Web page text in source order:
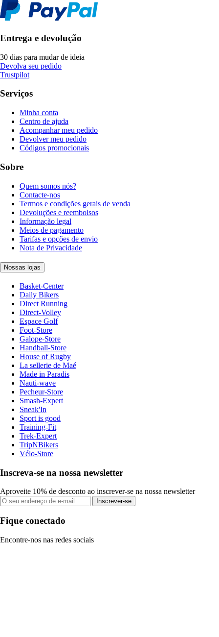
Entrega e devolução
30 dias para mudar de ideia
Devolva seu pedido
Trustpilot
Serviços
Minha conta
Centro de ajuda
Acompanhar meu pedido
Devolver meu pedido
Códigos promocionais
Sobre
Quem somos nós?
Contacte-nos
Termos e condições gerais de venda
Devoluções e reembolsos
Informação legal
Meios de pagamento
Tarifas e opções de envio
Nota de Privacidade
Nossas lojas
Basket-Center
Daily Bikers
Direct Running
Direct-Volley
Espace Golf
Foot-Store
Galope-Store
Handball-Store
House of Rugby
La sellerie de Maé
Made in Paradis
Nauti-wave
Pecheur-Store
Smash-Expert
Sneak'In
Sport is good
Training-Fit
Trek-Expert
TripNBikers
Vélo-Store
Inscreva-se na nossa newsletter
Aproveite 10% de desconto ao inscrever-se na nossa newsletter
Inscrever-se
Fique conectado
Encontre-nos nas redes sociais